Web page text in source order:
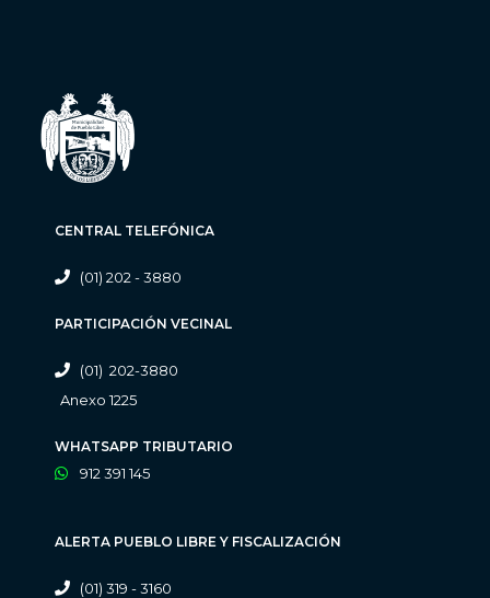
CENTRAL TELEFÓNICA
(01) 202 - 3880
PARTICIPACIÓN VECINAL
(01) 202-3880
Anexo 1225
WHATSAPP TRIBUTARIO
912 391 145
ALERTA PUEBLO LIBRE Y FISCALIZACIÓN
(01) 319 - 3160